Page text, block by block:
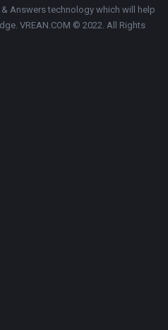
Answers technology which will help
VREAN.COM © 2022. All Rights